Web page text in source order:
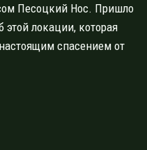
Песоцкий Нос. Пришло
этой локации, которая
спасением от